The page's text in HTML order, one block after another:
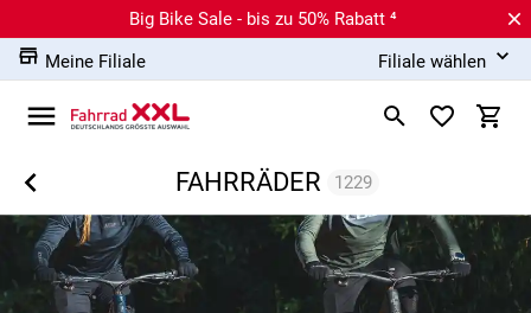
Big Bike Sale - bis zu 50% Rabatt ⁴
Meine Filiale
Filiale wählen
FAHRRÄDER 1229